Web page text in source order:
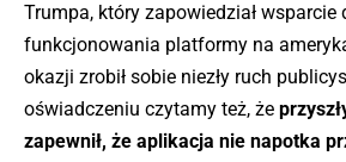
Trumpa, który zapowiedział wsparcie
funkcjonowania platformy na
okazji zrobił sobie niezły ruch
oświadczeniu czytamy też, że
zapewnił, że aplikacja nie napotka